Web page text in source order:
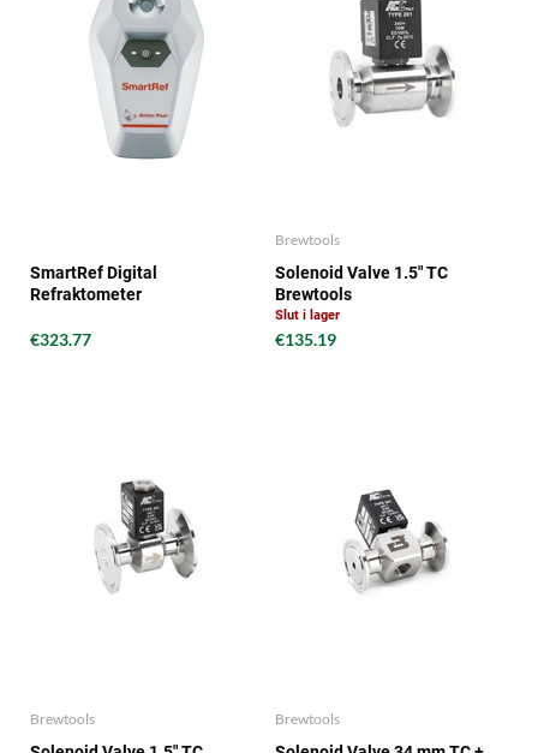
SmartRef Digital
Refraktometer
€323.77
Brewtools
Solenoid Valve 1.5" TC
Brewtools
Slut i lager
€135.19
Brewtools Brewtools